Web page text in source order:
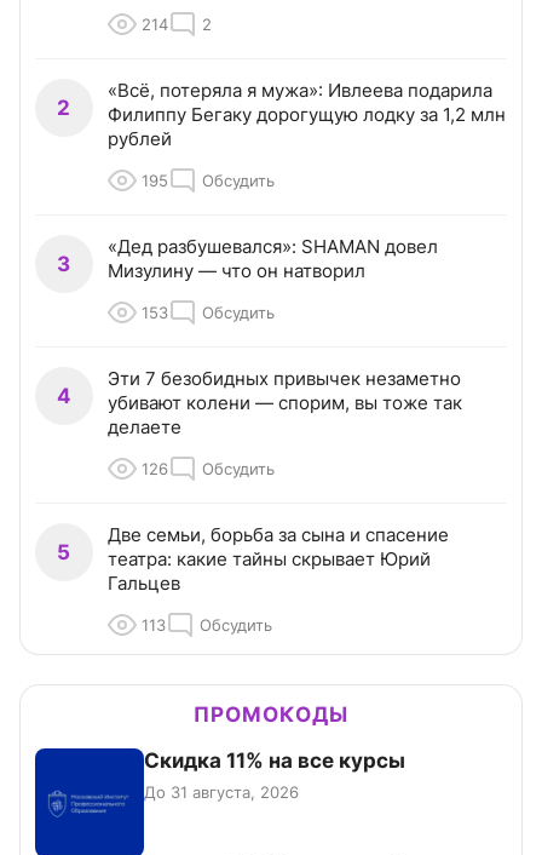
214 2
2
«Всё, потеряла я мужа»: Ивлеева подарила
Филиппу Бегаку дорогущую лодку за 1,2 млн
рублей
195 Обсудить
3
«Дед разбушевался»: SHAMAN довел
Мизулину — что он натворил
153 Обсудить
4
Эти 7 безобидных привычек незаметно
убивают колени — спорим, вы тоже так
делаете
126 Обсудить
5
Две семьи, борьба за сына и спасение
театра: какие тайны скрывает Юрий
Гальцев
113 Обсудить
ПРОМОКОДЫ
Скидка 11% на все курсы
До 31 августа, 2026